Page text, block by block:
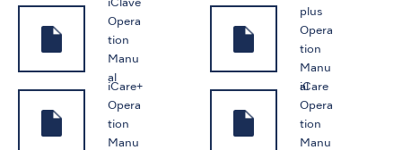
iClave
Opera
tion
Manu
al
plus
Opera
tion
Manu
al
iCare+
Opera
tion
Manu
iCare
Opera
tion
Manu